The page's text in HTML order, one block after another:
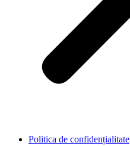
Politica de confidențialitate